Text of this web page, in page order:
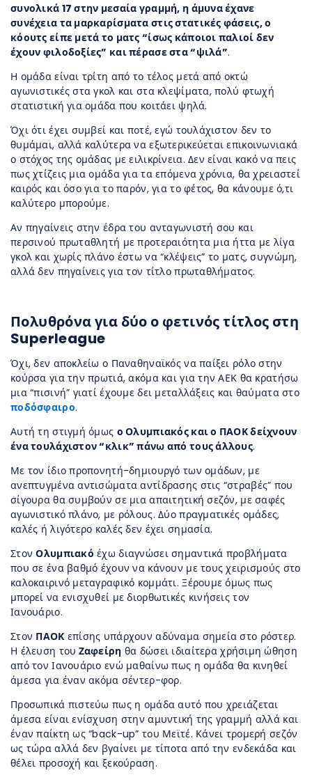
συνολικά 17 στην μεσαία γραμμή, η άμυνα έχανε
συνέχεια τα μαρκαρίσματα στις στατικές φάσεις, ο
κόουτς είπε μετά το ματς “ίσως κάποιοι παλιοί δεν
έχουν φιλοδοξίες” και πέρασε στα “ψιλά”.
Η ομάδα είναι τρίτη από το τέλος μετά από οκτώ
αγωνιστικές στα γκολ και στα κλεψίματα, πολύ φτωχή
στατιστική για ομάδα που κοιτάει ψηλά.
Όχι ότι έχει συμβεί και ποτέ, εγώ τουλάχιστον δεν το
θυμάμαι, αλλά καλύτερα να εξωτερικεύεται επικοινωνιακά
ο στόχος της ομάδας με ειλικρίνεια. Δεν είναι κακό να πεις
πως χτίζεις μια ομάδα για τα επόμενα χρόνια, θα χρειαστεί
καιρός και όσο για το παρόν, για το φέτος, θα κάνουμε ό,τι
καλύτερο μπορούμε.
Αν πηγαίνεις στην έδρα του ανταγωνιστή σου και
περσινού πρωταθλητή με προτεραιότητα μια ήττα με λίγα
γκολ και χωρίς πλάνο έστω να “κλέψεις” το ματς, συγνώμη,
αλλά δεν πηγαίνεις για τον τίτλο πρωταθλήματος.
Πολυθρόνα για δύο ο φετινός τίτλος στη
Superleague
Όχι, δεν αποκλείω ο Παναθηναϊκός να παίξει ρόλο στην
κούρσα για την πρωτιά, ακόμα και για την ΑΕΚ θα κρατήσω
μια “πισινή” γιατί έχουμε δει μεταλλάξεις και θαύματα στο
ποδόσφαιρο.
Αυτή τη στιγμή όμως ο Ολυμπιακός και ο ΠΑΟΚ δείχνουν
ένα τουλάχιστον “κλικ” πάνω από τους άλλους.
Με τον ίδιο προπονητή-δημιουργό των ομάδων, με
ανεπτυγμένα αντισώματα αντίδρασης στις “στραβές” που
σίγουρα θα συμβούν σε μια απαιτητική σεζόν, με σαφές
αγωνιστικό πλάνο, με ρόλους. Δύο πραγματικές ομάδες,
καλές ή λιγότερο καλές δεν έχει σημασία.
ΣτονΟλυμπιακό έχω διαγνώσει σημαντικά προβλήματα
που σε ένα βαθμό έχουν να κάνουν με τους χειρισμούς στο
καλοκαιρινό μεταγραφικό κομμάτι. Ξέρουμε όμως πως
μπορεί να ενισχυθεί με διορθωτικές κινήσεις τον
Ιανουάριο.
Στον ΠΑΟΚ επίσης υπάρχουν αδύναμα σημεία στο ρόστερ.
Η έλευση του Ζαφείρη θα δώσει ιδιαίτερα χρήσιμη ώθηση
από τον Ιανουάριο ενώ μαθαίνω πως η ομάδα θα κινηθεί
άμεσα για έναν ακόμα σέντερ-φορ.
Προσωπικά πιστεύω πως η ομάδα αυτό που χρειάζεται
άμεσα είναι ενίσχυση στην αμυντική της γραμμή αλλά και
έναν παίκτη ως “back-up” του Μεϊτέ. Κάνει τρομερή σεζόν
ως τώρα αλλά δεν βγαίνει με τίποτα από την ενδεκάδα και
θέλει προσοχή και ξεκούραση.